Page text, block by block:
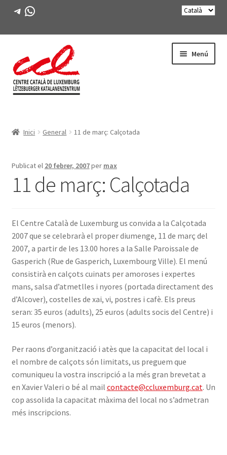
Telegram
WhatsApp
navegació
al
contingut
Menú
ACTIVITATS
CURSOS
FES-TE SOCI
INICIA SESSIÓ
Inici General 11 de març: Calçotada
Publicat el 20 febrer, 2007per max
11 de març: Calçotada
El Centre Català de Luxemburg us convida a la Calçotada
2007 que se celebrarà el proper diumenge, 11 de març del
2007, a partir de les 13.00 hores a la Salle Paroissale de
Gasperich (Rue de Gasperich, Luxembourg Ville). El menú
consistirà en calçots cuinats per amoroses i expertes
mans, salsa d’atmetlles i nyores (portada directament des
d’Alcover), costelles de xai, vi, postres i cafè. Els preus
seran: 35 euros (adults), 25 euros (adults socis del Centre) i
15 euros (menors).
Per raons d’organització i atès que la capacitat del local i
el nombre de calçots són limitats, us preguem que
comuniqueu la vostra inscripció a la més gran brevetat a
en Xavier Valeri o bé al mail contacte@ccluxemburg.cat. Un
cop assolida la capacitat màxima del local no s’admetran
més inscripcions.